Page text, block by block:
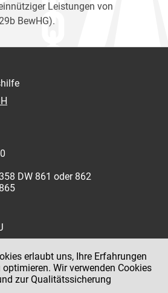
Leistungen von
BewHG).
DW 861 oder 862
erlaubt uns, Ihre Erfahrungen
Wir verwenden Cookies
zur Qualitätssicherung